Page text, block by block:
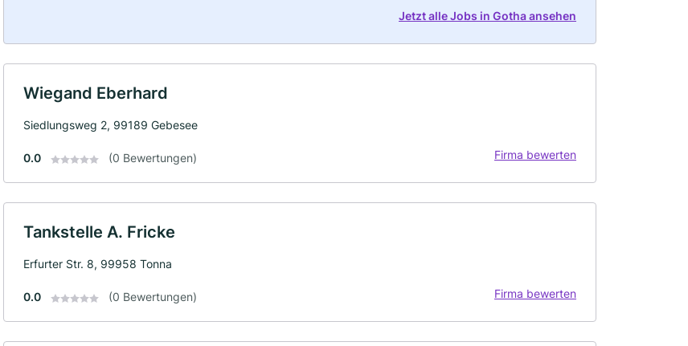
Jetzt alle Jobs in Gotha ansehen
Wiegand Eberhard
Siedlungsweg 2, 99189 Gebesee
0.0 (0 Bewertungen) Firma bewerten
Tankstelle A. Fricke
Erfurter Str. 8, 99958 Tonna
0.0 (0 Bewertungen) Firma bewerten